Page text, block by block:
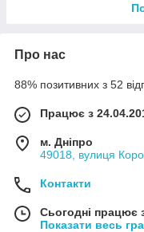
Про нас
88% позитивних з 52
Працює з
м. Дніпро
49018, вулиця
Контакти
Сьогодні працює
Показати весь